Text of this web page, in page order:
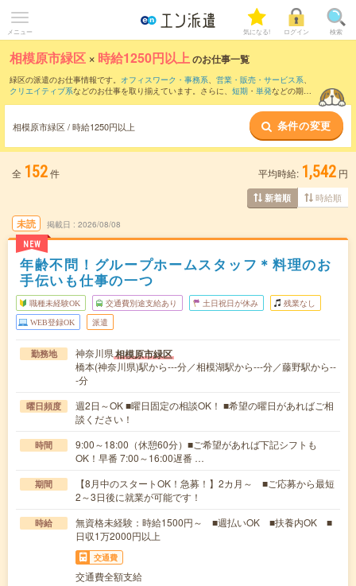
メニュー 気になる! ログイン 検索
相模原市緑区 × 時給1250円以上のお仕事一覧
緑区の派遣のお仕事情報です。 オフィスワーク・事務系、 営業・販売・サービス系、
クリエイティブ系などのお仕事を取り揃えています。さらに、 短期 ・ 単発などの期間
相模原市緑区 / 時給1250円以上 条件の変更
全 152件 平均時給: 1,542 円
新着順 時給順
未読
NEW
掲載日 2026/08/08
年齢不問！グループホームスタッフ＊料理のお
手伝いも仕事の一つ
職種未経験OK 交通費別途支給あり 土日祝日が休み 残業なし
WEB登録OK 派遣
勤務地 神奈川県相模原市緑区
橋本(神奈川県)駅から---分／相模湖駅から---分／藤野駅から--
-分
曜日頻度
週2日～OK ■曜日固定の相談OK！ ■希望の曜日があればご相
談ください！
時間
9:00～18:00（休憩60分）■ご希望があれば下記シフトも
OK！早番 7:00～16:00遅番 …
期間
【8月中のスタートOK！急募！】2カ月～ ■ご応募から最短
2～3日後に就業が可能です！
時給
無資格未経験：時給1500円～ ■週払いOK ■扶養内OK ■
日収1万2000円以上
交通費
交通費全額支給